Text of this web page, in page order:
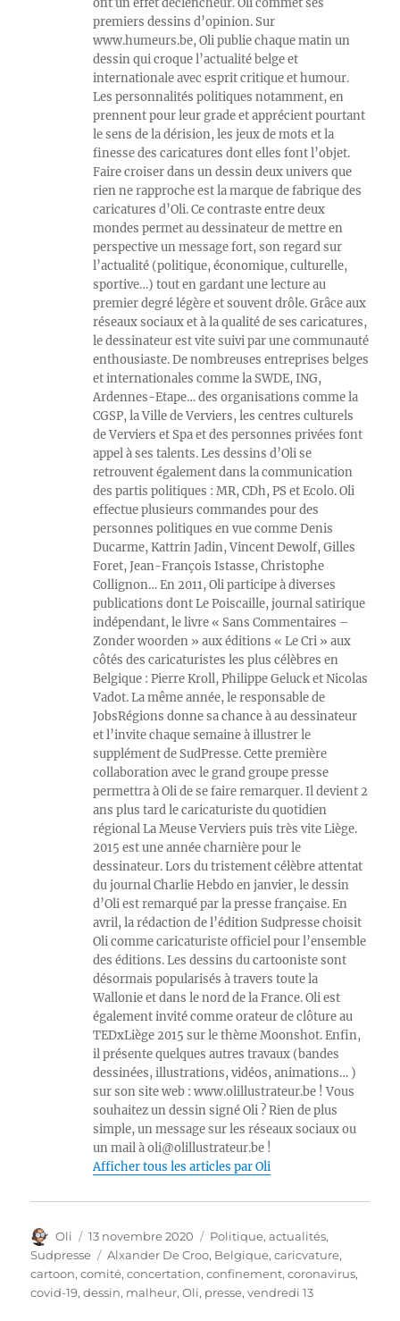
ont un effet déclencheur. Oli commet ses
premiers dessins d’opinion. Sur
www.humeurs.be, Oli publie chaque matin un
dessin qui croque l’actualité belge et
internationale avec esprit critique et humour.
Les personnalités politiques notamment, en
prennent pour leur grade et apprécient pourtant
le sens de la dérision, les jeux de mots et la
finesse des caricatures dont elles font l’objet.
Faire croiser dans un dessin deux univers que
rien ne rapproche est la marque de fabrique des
caricatures d’Oli. Ce contraste entre deux
mondes permet au dessinateur de mettre en
perspective un message fort, son regard sur
l’actualité (politique, économique, culturelle,
sportive…) tout en gardant une lecture au
premier degré légère et souvent drôle. Grâce aux
réseaux sociaux et à la qualité de ses caricatures,
le dessinateur est vite suivi par une communauté
enthousiaste. De nombreuses entreprises belges
et internationales comme la SWDE, ING,
Ardennes-Etape… des organisations comme la
CGSP, la Ville de Verviers, les centres culturels
de Verviers et Spa et des personnes privées font
appel à ses talents. Les dessins d’Oli se
retrouvent également dans la communication
des partis politiques : MR, CDh, PS et Ecolo. Oli
effectue plusieurs commandes pour des
personnes politiques en vue comme Denis
Ducarme, Kattrin Jadin, Vincent Dewolf, Gilles
Foret, Jean-François Istasse, Christophe
Collignon… En 2011, Oli participe à diverses
publications dont Le Poiscaille, journal satirique
indépendant, le livre « Sans Commentaires –
Zonder woorden » aux éditions « Le Cri » aux
côtés des caricaturistes les plus célèbres en
Belgique : Pierre Kroll, Philippe Geluck et Nicolas
Vadot. La même année, le responsable de
JobsRégions donne sa chance à au dessinateur
et l’invite chaque semaine à illustrer le
supplément de SudPresse. Cette première
collaboration avec le grand groupe presse
permettra à Oli de se faire remarquer. Il devient 2
ans plus tard le caricaturiste du quotidien
régional La Meuse Verviers puis très vite Liège.
2015 est une année charnière pour le
dessinateur. Lors du tristement célèbre attentat
du journal Charlie Hebdo en janvier, le dessin
d’Oli est remarqué par la presse française. En
avril, la rédaction de l’édition Sudpresse choisit
Oli comme caricaturiste officiel pour l’ensemble
des éditions. Les dessins du cartooniste sont
désormais popularisés à travers toute la
Wallonie et dans le nord de la France. Oli est
également invité comme orateur de clôture au
TEDxLiège 2015 sur le thème Moonshot. Enfin,
il présente quelques autres travaux (bandes
dessinées, illustrations, vidéos, animations… )
sur son site web : www.olillustrateur.be ! Vous
souhaitez un dessin signé Oli ? Rien de plus
simple, un message sur les réseaux sociaux ou
un mail à oli@olillustrateur.be !
Afficher tous les articles par Oli
Auteur
Oli
Publié
le
13 novembre 2020 Catégories
Politique, actualités,
Sudpresse
Étiquettes
Alxander De Croo, Belgique,caricvature,
cartoon,comité,concertation,confinement,coronavirus,
covid-19,dessin, malheur,Oli, presse,vendredi 13